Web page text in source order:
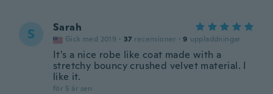
S Sarah
Gick med 2019 · 37 recensioner · 9 uppladdningar
It's a nice robe like coat made with a
stretchy bouncy crushed velvet material. I
like it.
för 5 år sen